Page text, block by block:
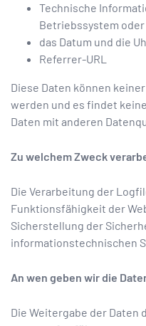
Technische
Betriebssystem
das Datum und die
Referrer-URL
Diese Daten können
werden und es findet
Daten mit anderen
Zu welchem Zweck
Die Verarbeitung der
Funktionsfähigkeit der
Sicherstellung der
informationstechnischen
An wen geben wir die
Die Weitergabe der Daten